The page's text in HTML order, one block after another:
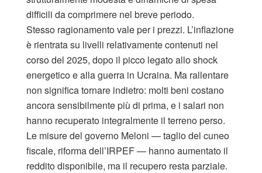
difficili da comprimere nel breve periodo.
Stesso ragionamento vale per i prezzi. L’inflazione
è rientrata su livelli relativamente contenuti nel
corso del 2025, dopo il picco legato allo shock
energetico e alla guerra in Ucraina. Ma rallentare
non significa tornare indietro: molti beni costano
ancora sensibilmente più di prima, e i salari non
hanno recuperato integralmente il terreno perso.
Le misure del governo Meloni — taglio del cuneo
fiscale, riforma dell’IRPEF — hanno aumentato il
reddito disponibile, ma il recupero resta parziale.